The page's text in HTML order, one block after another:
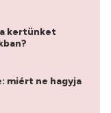
kertünket
miért ne hagyja